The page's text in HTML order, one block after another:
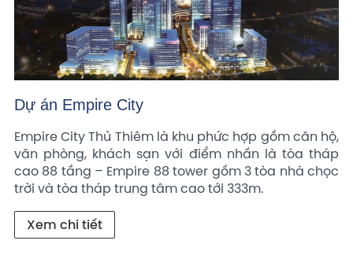
Dự án Empire City
Empire City Thủ Thiêm là khu phức hợp gồm căn hộ,
văn phòng, khách sạn với điểm nhấn là tòa tháp
cao 88 tầng – Empire 88 tower gồm 3 tòa nhà chọc
trời và tòa tháp trung tâm cao tới 333m.
Xem chi tiết